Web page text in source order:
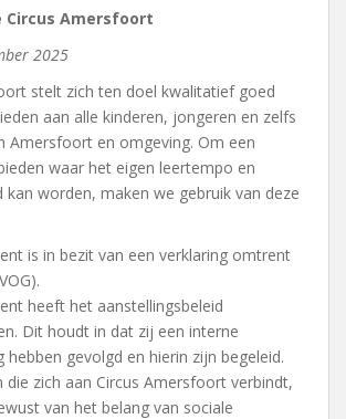
Circus Amersfoort
2025
stelt zich ten doel kwalitatief goed
aan alle kinderen, jongeren en zelfs
Amersfoort en omgeving. Om een
waar het eigen leertempo en
kan worden, maken we gebruik van deze
is in bezit van een verklaring omtrent
heeft het aanstellingsbeleid
Dit houdt in dat zij een interne
hebben gevolgd en hierin zijn begeleid.
die zich aan Circus Amersfoort verbindt,
van het belang van sociale